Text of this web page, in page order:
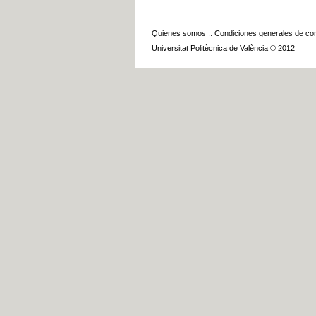
Quienes somos :: Condiciones generales de
Universitat Politècnica de València © 2012